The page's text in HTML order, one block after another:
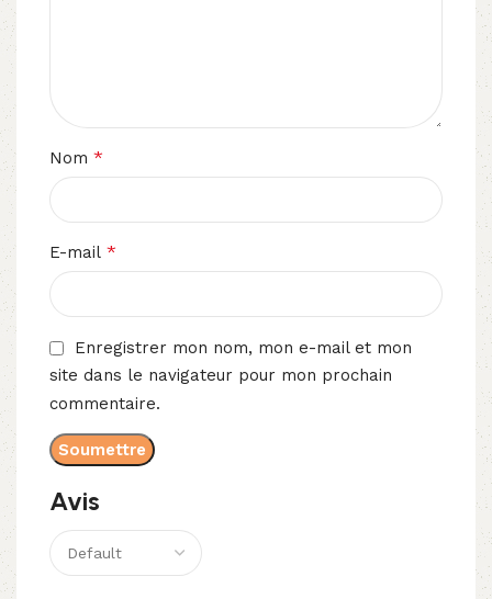
Avis
Nom *
E-mail *
Enregistrer mon nom, mon e-mail et mon
site dans le navigateur pour mon prochain
commentaire.